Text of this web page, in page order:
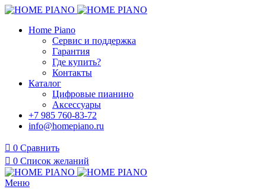
Home Piano
Сервис и поддержка
Гарантия
Где купить?
Контакты
Каталог
Цифровые пианино
Аксессуары
+7 985 760-83-72
info@homepiano.ru
0 Сравнить
0 Список желаний
Меню